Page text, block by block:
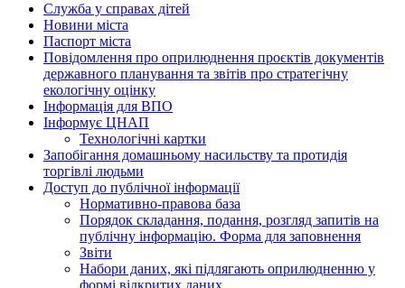
Служба у справах дітей
Новини міста
Паспорт міста
Повідомлення про оприлюднення проєктів документів
державного планування та звітів про стратегічну
екологічну оцінку
Інформація для ВПО
Інформує ЦНАП
Технологічні картки
Запобігання домашньому насильству та протидія
торгівлі людьми
Доступ до публічної інформації
Нормативно-правова база
Порядок складання, подання, розгляд запитів на
публічну інформацію. Форма для заповнення
Звіти
Набори даних, які підлягають оприлюдненню у
формі відкритих даних